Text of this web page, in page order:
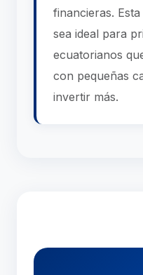
financieras.
sea ideal para
ecuatorianos
con pequeñas
invertir más.